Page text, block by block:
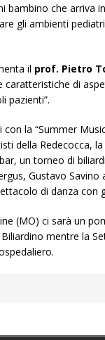
che arriva
gli ambienti
il prof. Pietro
caratteristiche di
pazienti”.
la “Summer
della Redecocca,
un torneo di
Gustavo
di danza con
(MO) ci sarà un
mentre la